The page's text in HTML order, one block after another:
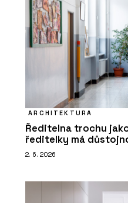
ARCHITEKTURA
Ředitelna trochu
ředitelky má
2. 6. 2026